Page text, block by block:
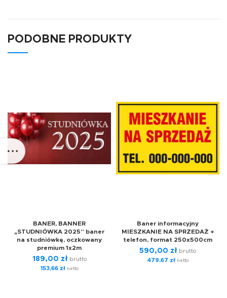
PODOBNE PRODUKTY
BANER, BANNER
„STUDNIÓWKA 2025” baner
na studniówkę, oczkowany
premium 1x2m
189,00 zł brutto
153,66 złnetto
Baner informacyjny
MIESZKANIE NA SPRZEDAŻ +
telefon, format 250x500cm
590,00 zł brutto
479,67 złnetto